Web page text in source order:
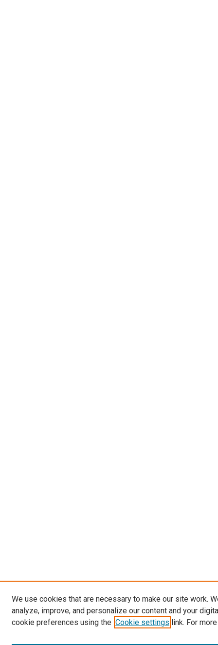
We use cookies that are necessary to make our site work.
analyze, improve, and personalize our content and your
cookie preferences using the Cookie settings link. For